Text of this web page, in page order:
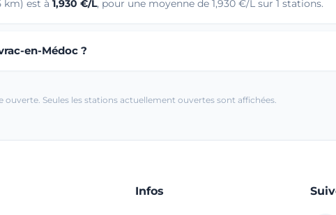
km) est à 1,930 €/L, pour une moyenne de 1,930 €/L sur 1 stations.
en-Médoc ?
ouverte. Seules les stations actuellement ouvertes sont affichées.
Infos